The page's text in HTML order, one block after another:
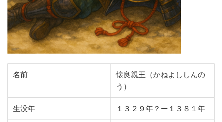
名前
懐良親王（かねよししんの
う）
生没年 １３２９年？ー１３８１年